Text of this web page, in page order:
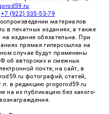
+7 (922) 335-53-79
материалов
в печатных изданиях, а также
издание обязательна. При
прямая гиперссылка на
случае будут применены
об авторских и смежных
почте, на сайт, в
фотографий, статей,
в редакцию progorod59.ru
на их публикацию без какого-